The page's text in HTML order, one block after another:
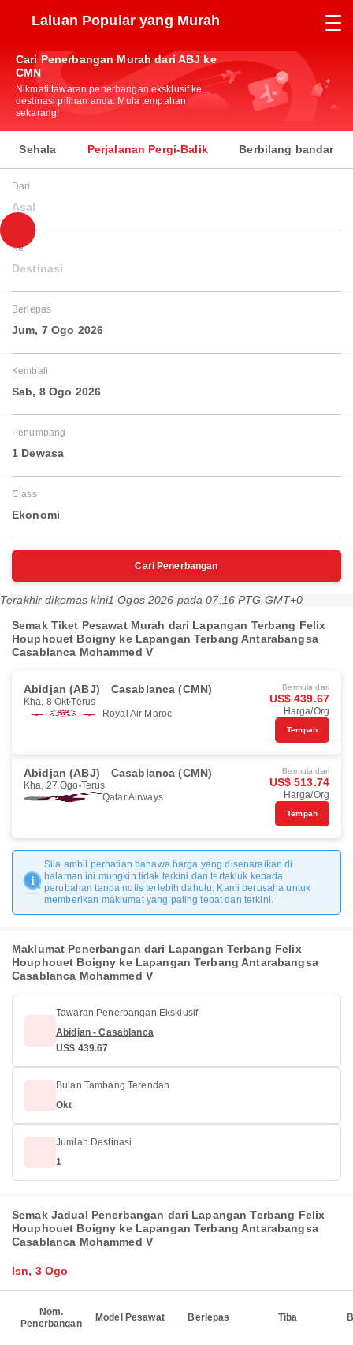
Laluan Popular yang Murah
Cari Penerbangan Murah dari ABJ ke
CMN
Nikmati tawaran penerbangan eksklusif ke
destinasi pilihan anda. Mula tempahan
sekarang!
Sehala Perjalanan Pergi-Balik Berbilang bandar
Dari
Asal
Ke
Destinasi
Berlepas
Jum, 7 Ogo 2026
Kembali
Sab, 8 Ogo 2026
Penumpang
1 Dewasa
Class
Ekonomi
Cari Penerbangan
Terakhir dikemas kini1 Ogos 2026 pada 07:16 PTG GMT+0
Semak Tiket Pesawat Murah dari Lapangan Terbang Felix
Houphouet Boigny ke Lapangan Terbang Antarabangsa
Casablanca Mohammed V
Abidjan (ABJ) Casablanca (CMN)
Kha, 8 Okt Terus
Royal Air Maroc
Bermula dari
US$ 439.67
Harga/Org
Tempah
Abidjan (ABJ) Casablanca (CMN)
Kha, 27 Ogo Terus
Qatar Airways
Bermula dari
US$ 513.74
Harga/Org
Tempah
Sila ambil perhatian bahawa harga yang disenaraikan di
halaman ini mungkin tidak terkini dan tertakluk kepada
perubahan tanpa notis terlebih dahulu. Kami berusaha untuk
memberikan maklumat yang paling tepat dan terkini.
Maklumat Penerbangan dari Lapangan Terbang Felix
Houphouet Boigny ke Lapangan Terbang Antarabangsa
Casablanca Mohammed V
Tawaran Penerbangan Eksklusif
Abidjan - Casablanca
US$ 439.67
Bulan Tambang Terendah
Okt
Jumlah Destinasi
1
Semak Jadual Penerbangan dari Lapangan Terbang Felix
Houphouet Boigny ke Lapangan Terbang Antarabangsa
Casablanca Mohammed V
Isn, 3 Ogo
Nom.
Penerbangan
Model Pesawat Berlepas Tiba